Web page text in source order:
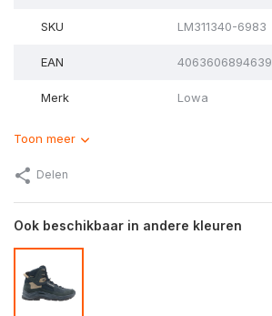
SKU LM311340-6983
EAN 4063606894639
Merk Lowa
Toon meer
Delen
Ook beschikbaar in andere kleuren